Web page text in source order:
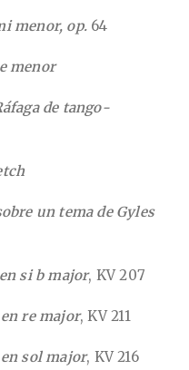
menor, op. 64
menor
de tango-
un tema de Gyles
si b major, KV 207
re major, KV 211
sol major, KV 216